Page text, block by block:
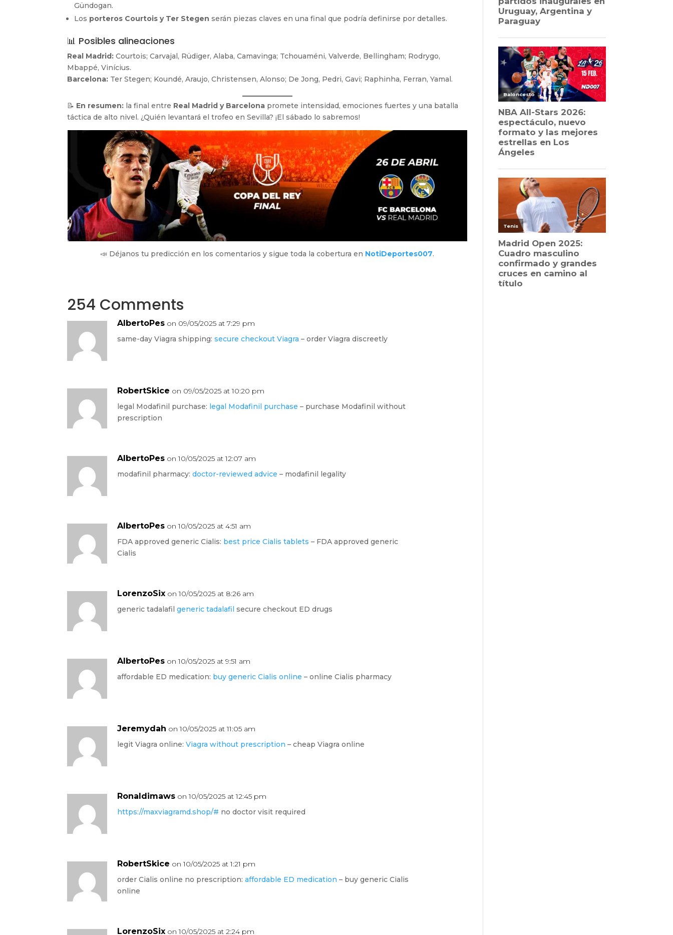
Gündogan.
Los porteros Courtois y Ter Stegen serán piezas claves en una final que podría definirse por detalles.
📊 Posibles alineaciones
Real Madrid: Courtois; Carvajal, Rüdiger, Alaba, Camavinga; Tchouaméni, Valverde, Bellingham; Rodrygo,
Mbappé, Vinícius.
Barcelona: Ter Stegen; Koundé, Araujo, Christensen, Alonso; De Jong, Pedri, Gavi; Raphinha, Ferran, Yamal.
📝 En resumen: la final entre Real Madrid y Barcelona promete intensidad, emociones fuertes y una batalla
táctica de alto nivel. ¿Quién levantará el trofeo en Sevilla? ¡El sábado lo sabremos!
📣 Déjanos tu predicción en los comentarios y sigue toda la cobertura en NotiDeportes007.
254 Comments
AlbertoPes on 09/05/2025 at 7:29 pm
same-day Viagra shipping:secure checkout Viagra – order Viagra discreetly
RobertSkice on 09/05/2025 at 10:20 pm
legal Modafinil purchase: legal Modafinil purchase – purchase Modafinil without
prescription
AlbertoPes on 10/05/2025 at 12:07 am
modafinil pharmacy:doctor-reviewed advice – modafinil legality
AlbertoPes on 10/05/2025 at 4:51 am
FDA approved generic Cialis: best price Cialis tablets – FDA approved generic
Cialis
LorenzoSix on 10/05/2025 at 8:26 am
generic tadalafilgeneric tadalafil secure checkout ED drugs
AlbertoPes on 10/05/2025 at 9:51 am
affordable ED medication: buy generic Cialis online – online Cialis pharmacy
Jeremydah on 10/05/2025 at 11:05 am
legit Viagra online:Viagra without prescription – cheap Viagra online
Ronaldimaws on 10/05/2025 at 12:45 pm
https://maxviagramd.shop/# no doctor visit required
RobertSkice on 10/05/2025 at 1:21 pm
order Cialis online no prescription:affordable ED medication – buy generic Cialis
online
LorenzoSix on 10/05/2025 at 2:24 pm